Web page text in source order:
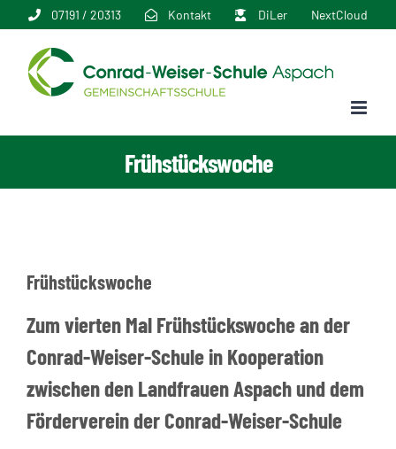
springen
07191 / 20313 Kontakt DiLer NextCloud
Frühstückswoche
Frühstückswoche
Zum vierten Mal Frühstückswoche an der
Conrad-Weiser-Schule in Kooperation
zwischen den Landfrauen Aspach und dem
Förderverein der Conrad-Weiser-Schule